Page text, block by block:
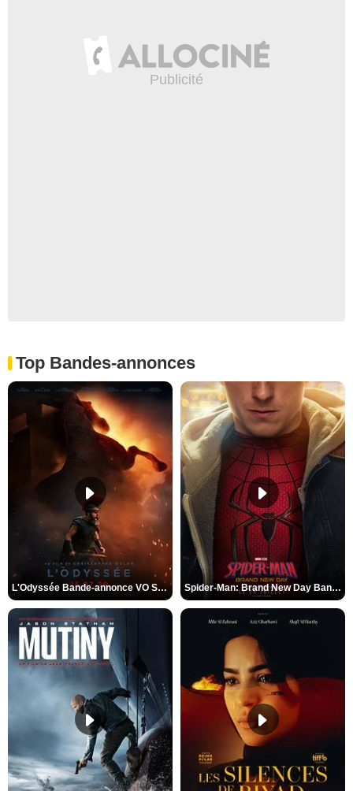
Top Bandes-annonces
L'Odyssée Bande-annonce VO STFR Spider-Man: Brand New Day Bande-annonce VO STFR